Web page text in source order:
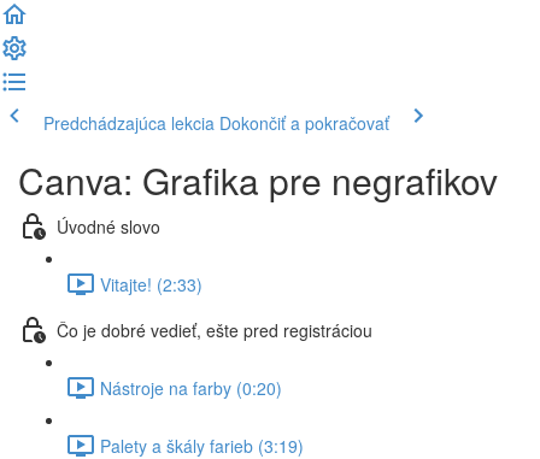
Predchádzajúca lekcia Dokončiť a pokračovať
Canva: Grafika pre negrafikov
Úvodné slovo
Vitajte! (2:33)
Čo je dobré vedieť, ešte pred registráciou
Nástroje na farby (0:20)
Palety a škály farieb (3:19)